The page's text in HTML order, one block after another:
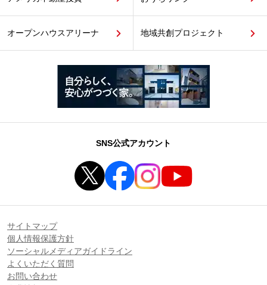
オープンハウスアリーナ 地域共創プロジェクト
SNS公式アカウント
サイトマップ
個人情報保護方針
ソーシャルメディアガイドライン
よくいただく質問
お問い合わせ